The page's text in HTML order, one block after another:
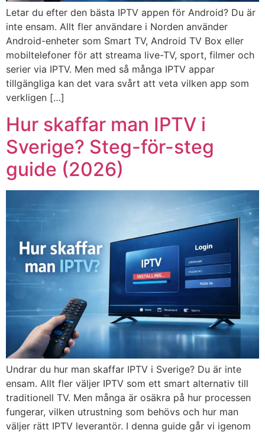
Letar du efter den bästa IPTV appen för Android? Du är
inte ensam. Allt fler användare i Norden använder
Android-enheter som Smart TV, Android TV Box eller
mobiltelefoner för att streama live-TV, sport, filmer och
serier via IPTV. Men med så många IPTV appar
tillgängliga kan det vara svårt att veta vilken app som
verkligen […]
Hur skaffar man IPTV i
Sverige? Steg-för-steg
guide (2026)
Undrar du hur man skaffar IPTV i Sverige? Du är inte
ensam. Allt fler väljer IPTV som ett smart alternativ till
traditionell TV. Men många är osäkra på hur processen
fungerar, vilken utrustning som behövs och hur man
väljer rätt IPTV leverantör. I denna guide går vi igenom